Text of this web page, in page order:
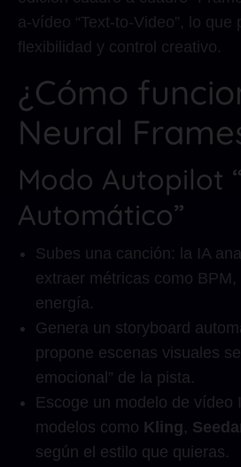
a-vídeo “Text-to-Video”, lo que
flexibilidad y control creativo.
¿Cómo
Neural
Modo Autopilot
Automático”
Subes una canción: la IA
extraer métricas como
energía.
Genera un storyboard
propone escenas visuales
emocional” de la pista.
Escoge un modelo de vídeo
modelos como Kling,
según el estilo que quieras.